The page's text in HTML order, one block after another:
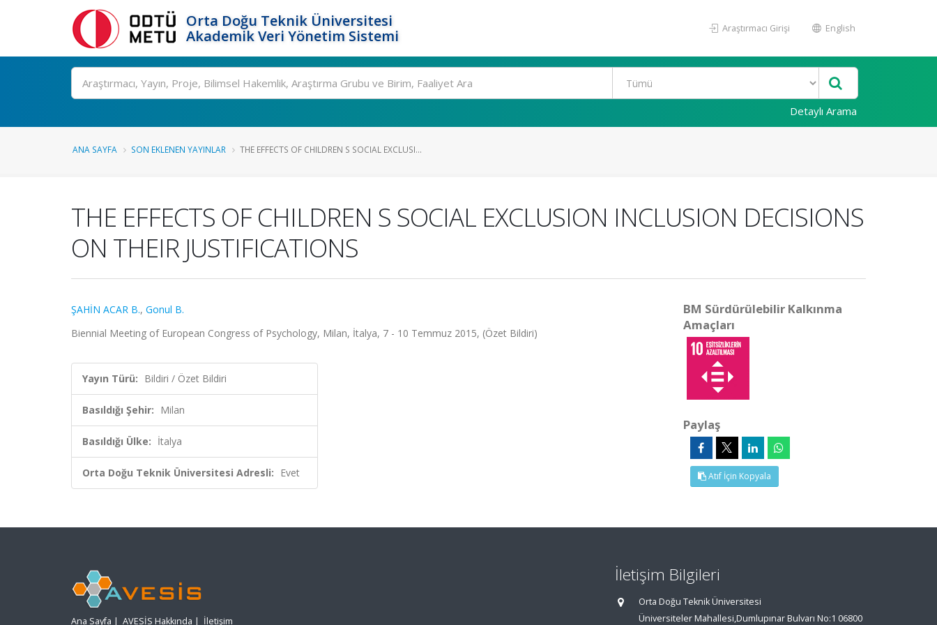
Orta Doğu Teknik Üniversitesi
Akademik Veri Yönetim Sistemi
Araştırmacı Girişi English
Ara
Detaylı Arama
ANA SAYFA SON EKLENEN YAYINLAR THE EFFECTS OF CHILDREN S SOCIAL EXCLUSI...
THE EFFECTS OF CHILDREN S SOCIAL EXCLUSION INCLUSION DECISIONS
ON THEIR JUSTIFICATIONS
ŞAHİN ACAR B., Gonul B.
Biennial Meeting of European Congress of Psychology, Milan, İtalya, 7 - 10 Temmuz 2015, (Özet Bildiri)
Yayın Türü: Bildiri / Özet Bildiri
Basıldığı Şehir: Milan
Basıldığı Ülke: İtalya
Orta Doğu Teknik Üniversitesi Adresli: Evet
BM Sürdürülebilir Kalkınma
Amaçları
Paylaş
Atıf İçin Kopyala
Ana Sayfa | AVESİS Hakkında | İletişim
İletişim Bilgileri
Orta Doğu Teknik Üniversitesi
Üniversiteler Mahallesi,Dumlupınar Bulvarı No:1 06800